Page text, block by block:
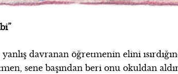
davranan öğretmenin elini
sene başından beri onu okuldan